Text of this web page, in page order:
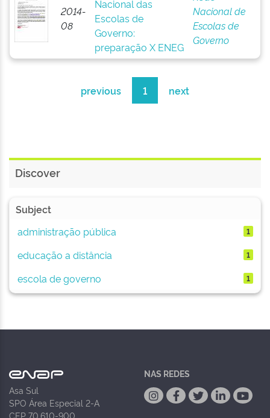
2014-
08
Nacional das
Escolas de
Governo:
preparação X ENEG
Nacional de
Escolas de
Governo
previous 1 next
Discover
Subject
administração pública
1
educação a distância 1
escola de governo 1
Asa Sul
SPO Área Especial 2-A
CEP 70.610-900
NAS REDES